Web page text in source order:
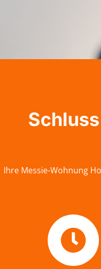
Ihre Messie-Wohnung